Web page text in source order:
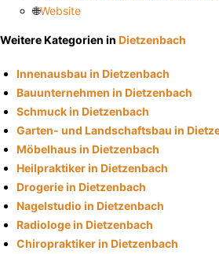
🌐Website
Weitere Kategorien in Dietzenbach
Innenausbau in Dietzenbach
Bauunternehmen in Dietzenbach
Schmuck in Dietzenbach
Garten- und Landschaftsbau in
Möbelhaus in Dietzenbach
Heilpraktiker in Dietzenbach
Drogerie in Dietzenbach
Nagelstudio in Dietzenbach
Radiologe in Dietzenbach
Chiropraktiker in Dietzenbach